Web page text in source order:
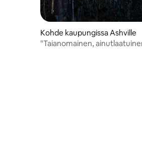
Kohde kaupungissa Ashville
"Taianomainen,